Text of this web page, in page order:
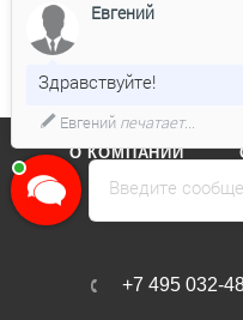
О КОМПАНИИ
КАТАЛОГ
+7 495 032-
Введите
Евгений
Здравствуйте!
Евгенийпечатает...